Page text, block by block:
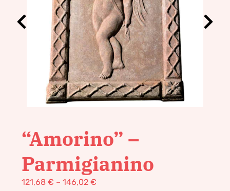
“Amorino” –
Parmigianino
121,68 € – 146,02 €